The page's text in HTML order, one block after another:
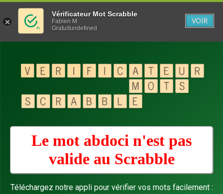
Le mot abdoci n'est pas
valide au Scrabble
Téléchargez notre appli pour vérifier vos mots facilement :
Vérificateur Mot Scrabble
Fabien M
Gratuitundefined
VOIR